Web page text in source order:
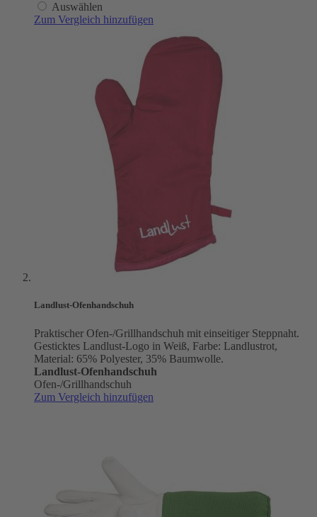
Auswählen
Zum Vergleich hinzufügen
Landlust-Ofenhandschuh
Praktischer Ofen-/Grillhandschuh mit einseitiger Steppnaht.
Gesticktes Landlust-Logo in Weiß, Farbe: Landlustrot,
Material: 65% Polyester, 35% Baumwolle.
Landlust-Ofenhandschuh
Ofen-/Grillhandschuh
Zum Vergleich hinzufügen